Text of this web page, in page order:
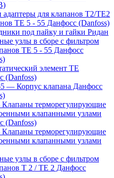
адаптеры для клапанов T2/TE2
TE 5 - 55 Данфосс (Danfoss)
под пайку и гайки Ридан
узлы в сборе с фильтром
TE 5 - 55 Данфосс
элемент TE
(Danfoss)
— Корпус клапана Данфосс
терморегулирующие
клапанными узлами
(Danfoss)
терморегулирующие
клапанными узлами
узлы в сборе с фильтром
T 2 / TE 2 Данфосс